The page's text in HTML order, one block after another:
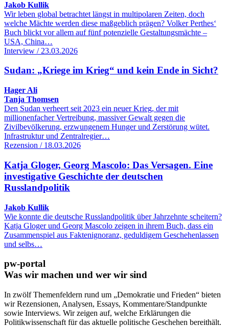
Jakob Kullik
Wir leben global betrachtet längst in multipolaren Zeiten, doch
welche Mächte werden diese maßgeblich prägen? Volker Perthes‘
Buch blickt vor allem auf fünf potenzielle Gestaltungsmächte –
USA, China…
Interview / 23.03.2026
Sudan: „Kriege im Krieg“ und kein Ende in Sicht?
Hager Ali
Tanja Thomsen
Den Sudan verheert seit 2023 ein neuer Krieg, der mit
millionenfacher Vertreibung, massiver Gewalt gegen die
Zivilbevölkerung, erzwungenem Hunger und Zerstörung wütet.
Infrastruktur und Zentralregier…
Rezension / 18.03.2026
Katja Gloger, Georg Mascolo: Das Versagen. Eine
investigative Geschichte der deutschen
Russlandpolitik
Jakob Kullik
Wie konnte die deutsche Russlandpolitik über Jahrzehnte scheitern?
Katja Gloger und Georg Mascolo zeigen in ihrem Buch, dass ein
Zusammenspiel aus Faktenignoranz, geduldigem Geschehenlassen
und selbs…
pw-portal
Was wir machen und wer wir sind
In zwölf Themenfeldern rund um „Demokratie und Frieden“ bieten
wir Rezensionen, Analysen, Essays, Kommentare/Standpunkte
sowie Interviews. Wir zeigen auf, welche Erklärungen die
Politikwissenschaft für das aktuelle politische Geschehen bereithält.